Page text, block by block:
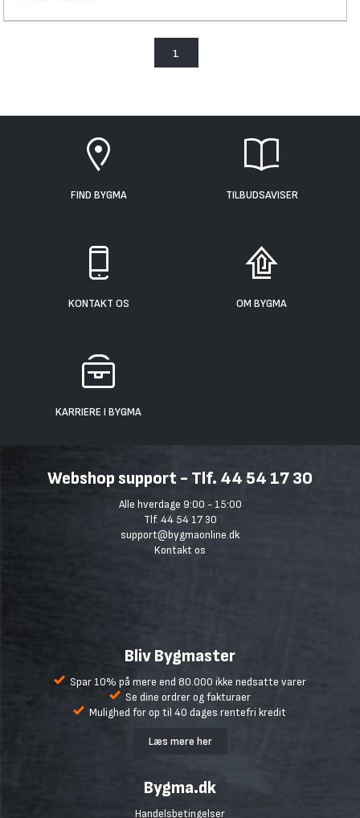
1
FIND BYGMA TILBUDSAVISER
KONTAKT OS OM BYGMA
KARRIERE I BYGMA
Webshop support - Tlf. 44 54 17 30
Alle hverdage 9:00 - 15:00
Tlf. 44 54 17 30
support@bygmaonline.dk
Kontakt os
Bliv Bygmaster
Spar 10% på mere end 80.000 ikke nedsatte varer
Se dine ordrer og fakturaer
Mulighed for op til 40 dages rentefri kredit
Læs mere her
Bygma.dk
Handelsbetingelser